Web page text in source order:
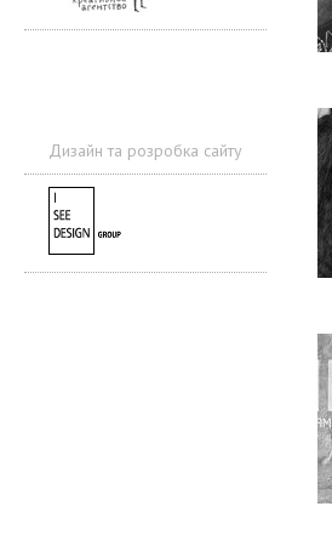
Дизайн та розробка сайту